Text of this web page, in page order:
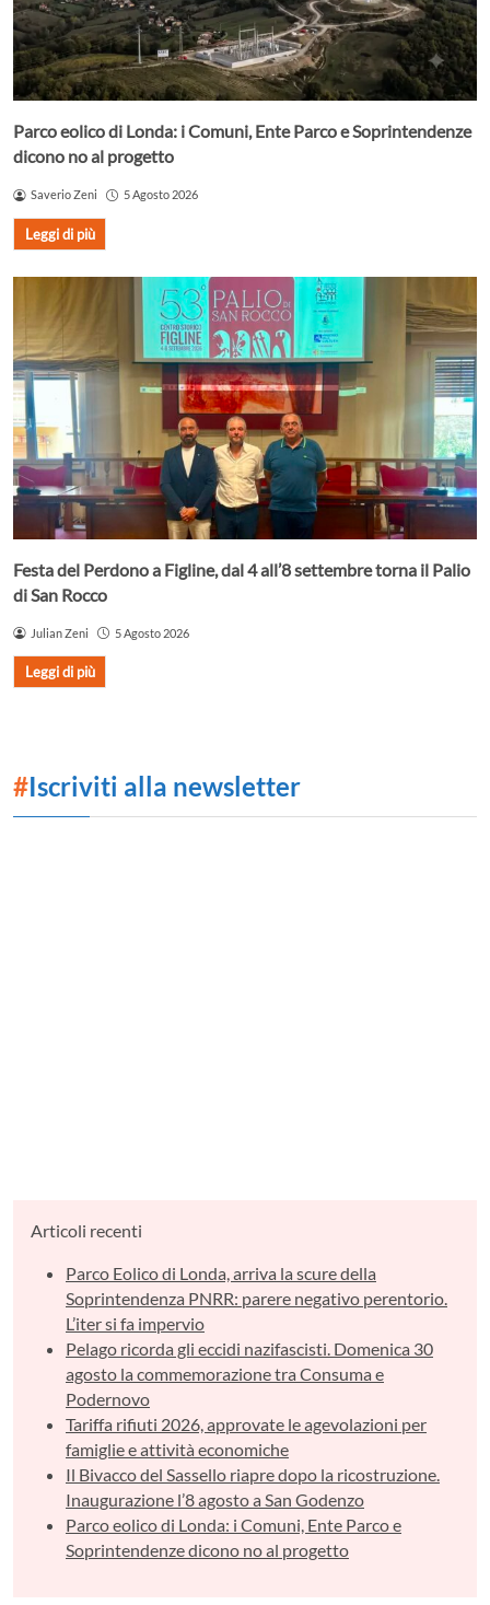
Parco eolico di Londa: i Comuni, Ente Parco e Soprintendenze
dicono no al progetto
Saverio Zeni 5 Agosto 2026
Leggi di più
Festa del Perdono a Figline, dal 4 all’8 settembre torna il Palio
di San Rocco
Julian Zeni 5 Agosto 2026
Leggi di più
#Iscriviti alla newsletter
Articoli recenti
Parco Eolico di Londa, arriva la scure della
Soprintendenza PNRR: parere negativo perentorio.
L’iter si fa impervio
Pelago ricorda gli eccidi nazifascisti. Domenica 30
agosto la commemorazione tra Consuma e
Podernovo
Tariffa rifiuti 2026, approvate le agevolazioni per
famiglie e attività economiche
Il Bivacco del Sassello riapre dopo la ricostruzione.
Inaugurazione l’8 agosto a San Godenzo
Parco eolico di Londa: i Comuni, Ente Parco e
Soprintendenze dicono no al progetto